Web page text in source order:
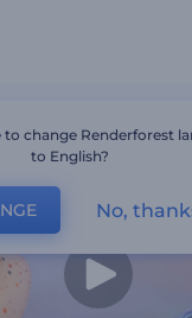
De Felicitación -
to change Renderforest
to English?
No,